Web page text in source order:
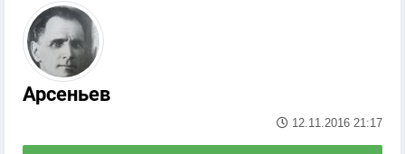
Арсеньев
12.11.2016 21:17